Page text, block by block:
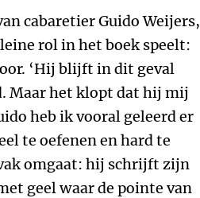
cabaretier Guido Weijers,
rol in het boek speelt:
‘Hij blijft in dit geval
Maar het klopt dat hij mij
heb ik vooral geleerd er
te oefenen en hard te
omgaat: hij schrijft zijn
geel waar de pointe van